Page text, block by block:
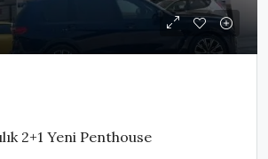
2+1 Yeni Penthouse